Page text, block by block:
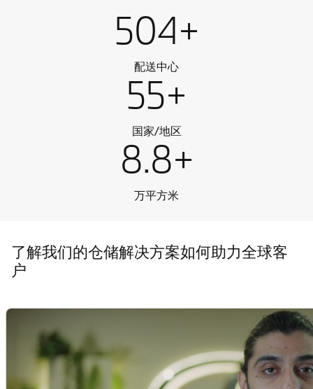
504+
配送中心
55+
国家/地区
8.8+
万平方米
了解我们的仓储解决方案如何助力全球客
户